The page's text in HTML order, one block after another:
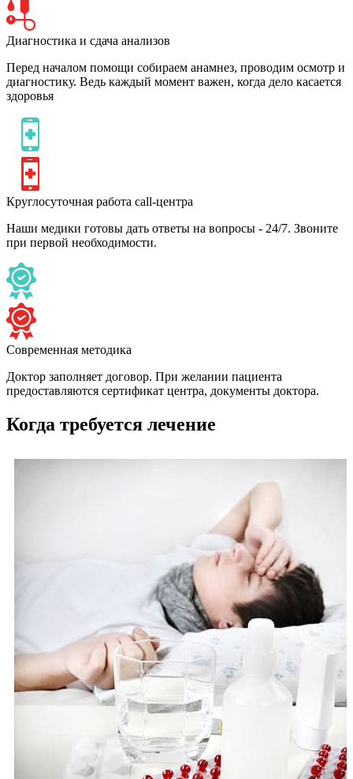
Диагностика и сдача анализов
Перед началом помощи собираем анамнез, проводим осмотр и
диагностику. Ведь каждый момент важен, когда дело касается
здоровья
Круглосуточная работа call-центра
Наши медики готовы дать ответы на вопросы - 24/7. Звоните
при первой необходимости.
Современная методика
Доктор заполняет договор. При желании пациента
предоставляются сертификат центра, документы доктора.
Когда требуется лечение